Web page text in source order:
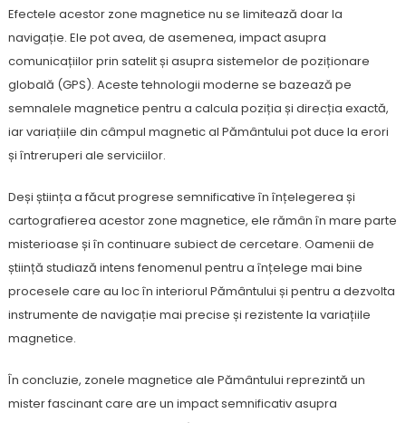
Efectele acestor zone magnetice nu se limitează doar la
navigație. Ele pot avea, de asemenea, impact asupra
comunicațiilor prin satelit și asupra sistemelor de poziționare
globală (GPS). Aceste tehnologii moderne se bazează pe
semnalele magnetice pentru a calcula poziția și direcția exactă,
iar variațiile din câmpul magnetic al Pământului pot duce la erori
și întreruperi ale serviciilor.
Deși știința a făcut progrese semnificative în înțelegerea și
cartografierea acestor zone magnetice, ele rămân în mare parte
misterioase și în continuare subiect de cercetare. Oamenii de
știință studiază intens fenomenul pentru a înțelege mai bine
procesele care au loc în interiorul Pământului și pentru a dezvolta
instrumente de navigație mai precise și rezistente la variațiile
magnetice.
În concluzie, zonele magnetice ale Pământului reprezintă un
mister fascinant care are un impact semnificativ asupra